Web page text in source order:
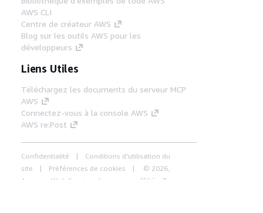
AWS CLI
Centre de créateur AWS
Blog sur les outils AWS pour les
développeurs
Liens Utiles
Téléchargez les documents du serveur MCP
AWS
Connectez-vous à la console AWS
AWS re:Post
Confidentialité
Conditions d'utilisation du
site
Préférences de cookies
© 2026,
Amazon Web Services, Inc. ou ses affiliés. Tous